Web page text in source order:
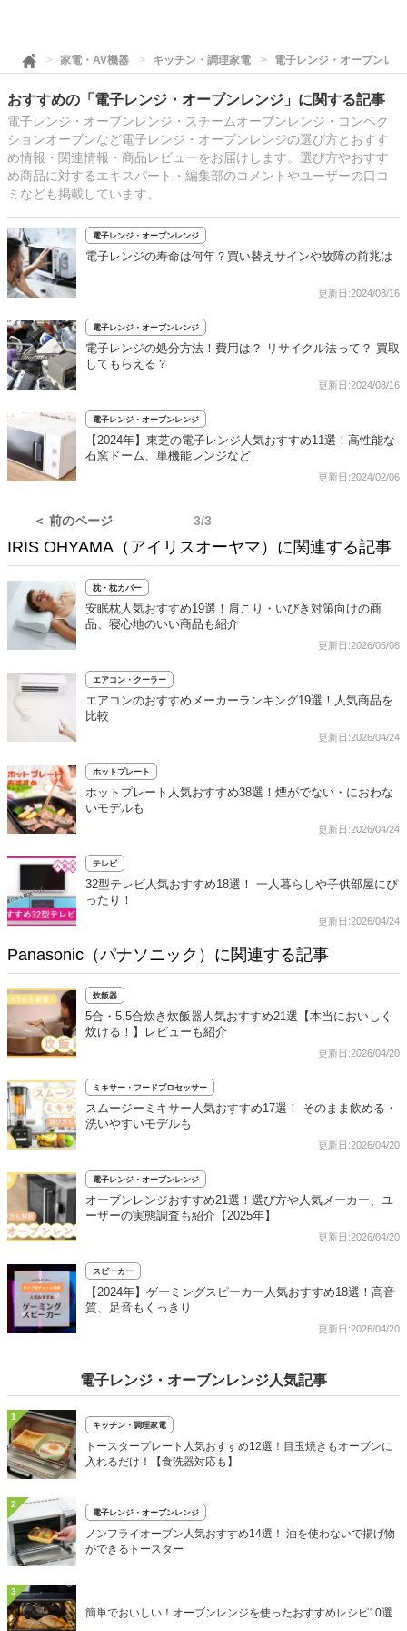
家電・AV機器 キッチン・調理家電 電子レンジ・オーブンレ
おすすめの「電子レンジ・オーブンレンジ」に関する記事
電子レンジ・オーブンレンジ・スチームオーブンレンジ・コンベク
ションオーブンなど電子レンジ・オーブンレンジの選び方とおすす
め情報・関連情報・商品レビューをお届けします。選び方やおすす
め商品に対するエキスパート・編集部のコメントやユーザーの口コ
ミなども掲載しています。
電子レンジ・オーブンレンジ
電子レンジの寿命は何年？買い替えサインや故障の前兆は
更新日:2024/08/16
電子レンジ・オーブンレンジ
電子レンジの処分方法！費用は？ リサイクル法って？ 買取
してもらえる？
更新日:2024/08/16
電子レンジ・オーブンレンジ
【2024年】東芝の電子レンジ人気おすすめ11選！高性能な
石窯ドーム、単機能レンジなど
更新日:2024/02/06
＜ 前のページ 3/3
IRIS OHYAMA（アイリスオーヤマ）に関連する記事
枕・枕カバー
安眠枕人気おすすめ19選！肩こり・いびき対策向けの商
品、寝心地のいい商品も紹介
更新日:2026/05/08
エアコン・クーラー
エアコンのおすすめメーカーランキング19選！人気商品を
比較
更新日:2026/04/24
ホットプレート
ホットプレート人気おすすめ38選！煙がでない・におわな
いモデルも
更新日:2026/04/24
テレビ
32型テレビ人気おすすめ18選！ 一人暮らしや子供部屋にぴ
ったり！
更新日:2026/04/24
Panasonic（パナソニック）に関連する記事
炊飯器
5合・5.5合炊き炊飯器人気おすすめ21選【本当においしく
炊ける！】レビューも紹介
更新日:2026/04/20
ミキサー・フードプロセッサー
スムージーミキサー人気おすすめ17選！ そのまま飲める・
洗いやすいモデルも
更新日:2026/04/20
電子レンジ・オーブンレンジ
オーブンレンジおすすめ21選！選び方や人気メーカー、ユ
ーザーの実態調査も紹介【2025年】
更新日:2026/04/20
スピーカー
【2024年】ゲーミングスピーカー人気おすすめ18選！高音
質、足音もくっきり
更新日:2026/04/20
電子レンジ・オーブンレンジ人気記事
1
キッチン・調理家電
トースタープレート人気おすすめ12選！目玉焼きもオーブンに
入れるだけ！【食洗器対応も】
2
電子レンジ・オーブンレンジ
ノンフライオーブン人気おすすめ14選！ 油を使わないで揚げ物
ができるトースター
3
簡単でおいしい！オーブンレンジを使ったおすすめレシピ10選